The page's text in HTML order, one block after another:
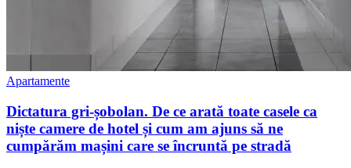
Apartamente
Dictatura gri-șobolan. De ce arată toate casele ca
niște camere de hotel și cum am ajuns să ne
cumpărăm mașini care se încruntă pe stradă